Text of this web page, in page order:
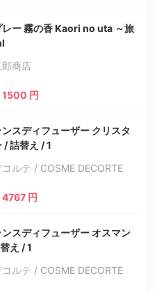
レー 霧の香 Kaori no uta ～旅
商店
1500 円
スディフューザー クリスタ
/ 詰替え / 1
ルテ / COSME DECORTE
4767 円
スディフューザー オスマン
え / 1
ルテ / COSME DECORTE